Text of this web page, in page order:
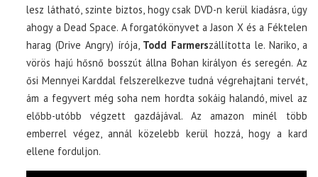
lesz látható, szinte biztos, hogy csak DVD-n kerül kiadásra, úgy
ahogy a Dead Space. A forgatókönyvet a Jason X és a Féktelen
harag (Drive Angry) írója, Todd Farmerszállította le. Nariko, a
vörös hajú hősnő bosszút állna Bohan királyon és seregén. Az
ősi Mennyei Karddal felszerelkezve tudná végrehajtani tervét,
ám a fegyvert még soha nem hordta sokáig halandó, mivel az
előbb-utóbb végzett gazdájával. Az amazon minél több
emberrel végez, annál közelebb kerül hozzá, hogy a kard
ellene forduljon.